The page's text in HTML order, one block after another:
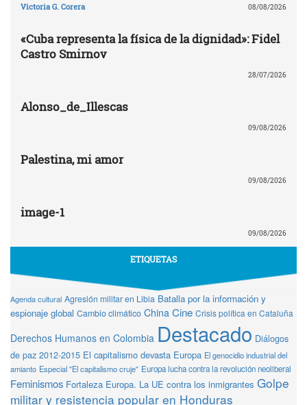
Victoria G. Corera 08/08/2026
«Cuba representa la física de la dignidad»: Fidel
Castro Smirnov
28/07/2026
Alonso_de_Illescas
09/08/2026
Palestina, mi amor
09/08/2026
image-1
09/08/2026
ETIQUETAS
Agenda cultural Agresión militar en Libia Batalla por la información y
espionaje global Cambio climático China Cine Crisis política en Cataluña
Derechos Humanos en Colombia Destacado Diálogos
de paz 2012-2015 El capitalismo devasta Europa El genocidio industrial del
amianto Especial "El capitalismo cruje" Europa lucha contra la revolución neoliberal
Feminismos Fortaleza Europa. La UE contra los inmigrantes Golpe
militar y resistencia popular en Honduras